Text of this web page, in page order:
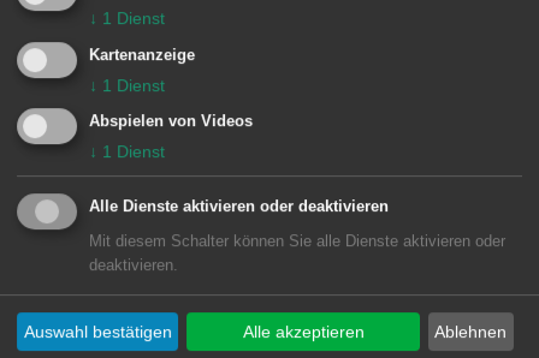
Marktplatz 30
07361 52-0
presseamt@aalen.de
Öffnungszeiten Rathaus Aalen
Subwebs
↓ 1 Dienst
Kartenanzeige
↓ 1 Dienst
Abspielen von Videos
↓ 1 Dienst
Alle Dienste aktivieren oder deaktivieren
Mit diesem Schalter können Sie alle Dienste aktivieren oder
deaktivieren.
Ablehnen
Auswahl bestätigen Alle akzeptieren